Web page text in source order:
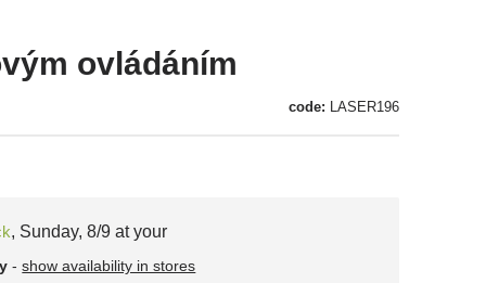
ovládáním
code: LASER196
, Sunday, 8/9 at your
-show availability in stores